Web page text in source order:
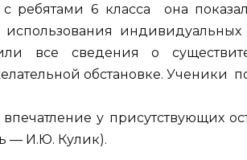
с ребятами 6 класса она
использования
все сведения о
обстановке. Ученики
у присутствующих
— И.Ю. Кулик).